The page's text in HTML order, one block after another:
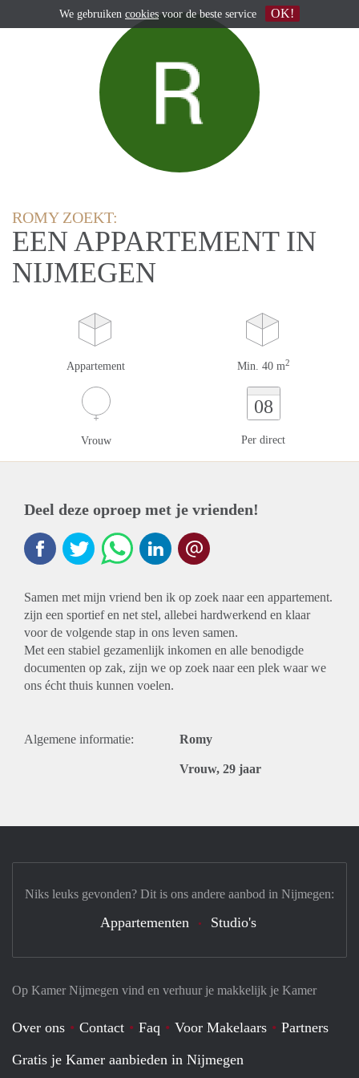
ROMY ZOEKT:
EEN APPARTEMENT IN
NIJMEGEN
Appartement Min. 40 m2
Vrouw
08
Per direct
Deel deze oproep met je vrienden!
Samen met mijn vriend ben ik op zoek naar een appartement.
zijn een sportief en net stel, allebei hardwerkend en klaar
voor de volgende stap in ons leven samen.
Met een stabiel gezamenlijk inkomen en alle benodigde
documenten op zak, zijn we op zoek naar een plek waar we
ons écht thuis kunnen voelen.
Algemene informatie: Romy
Vrouw, 29 jaar
Op Kamer Nijmegen vind en verhuur je makkelijk je Kamer
Over ons Contact Faq Voor Makelaars
Partners
Gratis je Kamer aanbieden in Nijmegen
Niks leuks gevonden? Dit is ons andere aanbod in Nijmegen:
Appartementen Studio's
We gebruiken cookies voor de beste service OK!